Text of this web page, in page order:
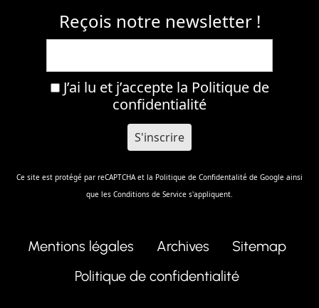
Reçois notre newsletter !
J’ai lu et j’accepte la Politique de
confidentialité
Ce site est protégé par reCAPTCHA et la Politique de Confidentalité de Google ainsi
que les Conditions de Service s'appliquent.
Mentions légales Archives
Sitemap
Politique de confidentialité